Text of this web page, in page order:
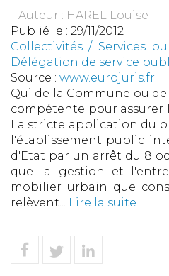
Auteur : HAREL Louise
Publié le : 29/11/2012
Collectivités / Services
Délégation de service
Source : www.eurojuris.fr
Qui de la Commune ou
compétente pour assurer
La stricte application du
l'établissement public
d'Etat par un arrêt du 8
que la gestion et
mobilier urbain que
relèvent... Lire la suite